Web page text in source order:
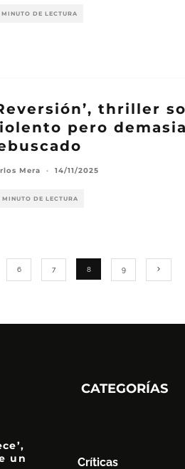
MINUTO DE LECTURA
thriller
pero
Mera · 14/11/2025
MINUTO DE LECTURA
6 7 8 9
un
CATEGORÍAS
Críticas